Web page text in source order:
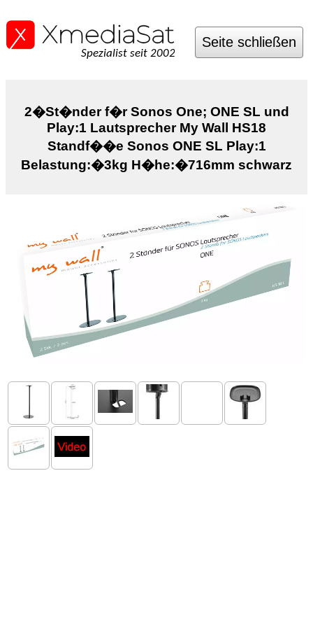
Spezialist seit 2002
Seite schließen
2�St�nder f�r Sonos One; ONE SL und
Play:1 Lautsprecher My Wall HS18
Standf��e Sonos ONE SL Play:1
Belastung:�3kg H�he:�716mm schwarz